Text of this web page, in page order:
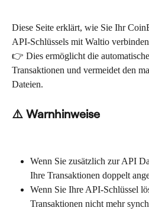
Diese Seite erklärt, wie Sie Ihr
API-Schlüssels mit Waltio
👉 Dies ermöglicht die
Transaktionen und vermeidet den
Dateien.
⚠️ Warnhinweise
Wenn Sie zusätzlich zur API
Ihre Transaktionen doppelt
Wenn Sie Ihre API-Schlüssel
Transaktionen nicht mehr